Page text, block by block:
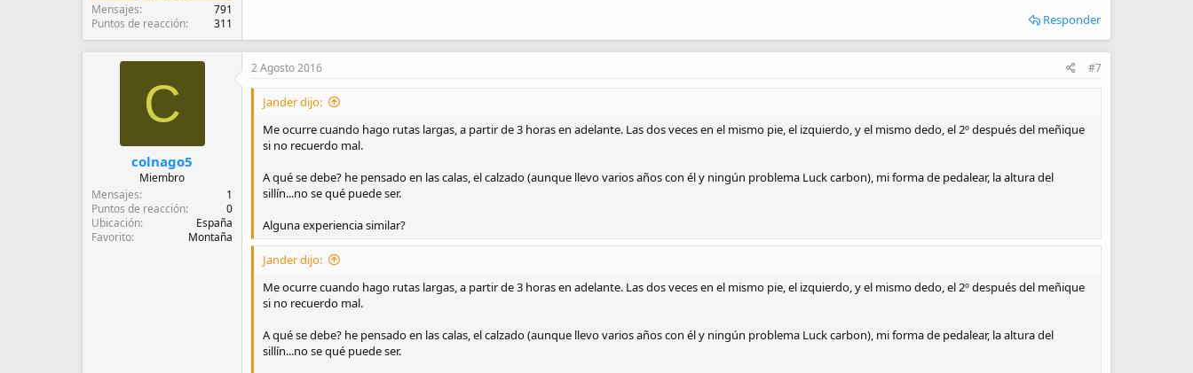
Mensajes
791
Puntos de reacción
311 Responder
C
colnago5
Miembro
Mensajes
1
Puntos de reacción
0
Ubicación
España
Favorito
Montaña
2 Agosto 2016 #7
Jander dijo:
Me ocurre cuando hago rutas largas, a partir de 3 horas en adelante. Las dos veces en el mismo pie, el izquierdo, y el mismo dedo, el 2º después del meñique
si no recuerdo mal.
A qué se debe? he pensado en las calas, el calzado (aunque llevo varios años con él y ningún problema Luck carbon), mi forma de pedalear, la altura del
sillín...no se qué puede ser.
Alguna experiencia similar?
Jander dijo:
Me ocurre cuando hago rutas largas, a partir de 3 horas en adelante. Las dos veces en el mismo pie, el izquierdo, y el mismo dedo, el 2º después del meñique
si no recuerdo mal.
A qué se debe? he pensado en las calas, el calzado (aunque llevo varios años con él y ningún problema Luck carbon), mi forma de pedalear, la altura del
sillín...no se qué puede ser.